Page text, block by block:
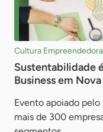
Cultura Empreendedora
Sustentabilidade
Business em
Evento apoiado
mais de 300